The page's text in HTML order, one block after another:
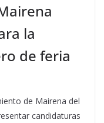
la
de feria
de Mairena del
candidaturas